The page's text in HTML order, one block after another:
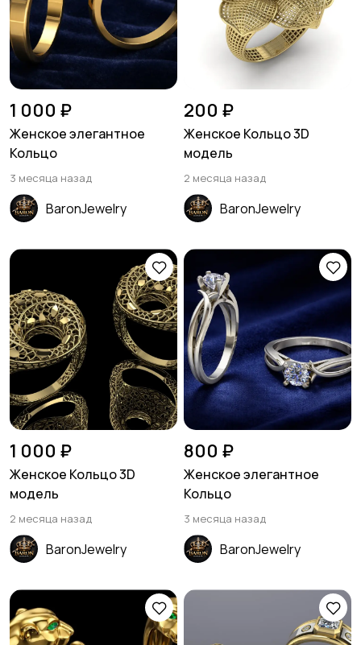
1 000 ₽
Женское элегантное
Кольцо
3 месяца назад
BaronJewelry
200 ₽
Женское Кольцо 3D
модель
2 месяца назад
BaronJewelry
1 000 ₽
Женское Кольцо 3D
модель
2 месяца назад
BaronJewelry
800 ₽
Женское элегантное
Кольцо
3 месяца назад
BaronJewelry